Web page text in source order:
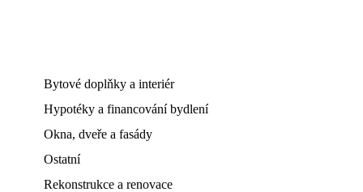
Bytové doplňky a interiér
Hypotéky a financování bydlení
Okna, dveře a fasády
Ostatní
Rekonstrukce a renovace